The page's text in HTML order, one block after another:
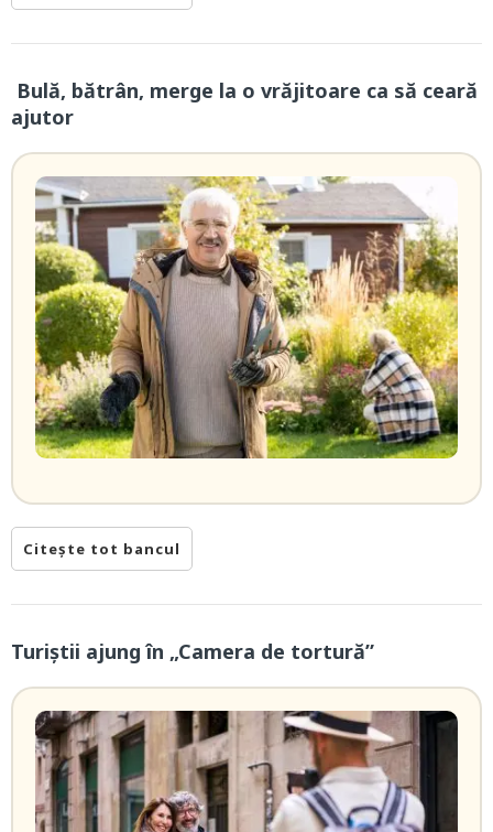
Bulă, bătrân, merge la o vrăjitoare ca să ceară
ajutor
Citește tot bancul
Turiștii ajung în „Camera de tortură”